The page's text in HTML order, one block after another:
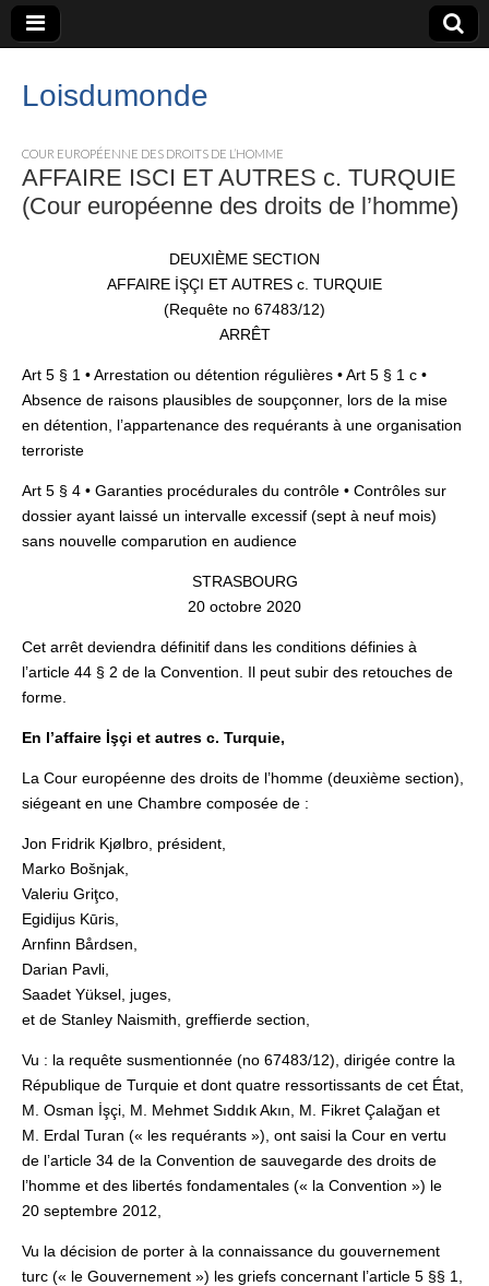
Loisdumonde
COUR EUROPÉENNE DES DROITS DE L’HOMME
AFFAIRE ISCI ET AUTRES c. TURQUIE
(Cour européenne des droits de l’homme)
DEUXIÈME SECTION
AFFAIRE İŞÇI ET AUTRES c. TURQUIE
(Requête no 67483/12)
ARRÊT
Art 5 § 1 • Arrestation ou détention régulières • Art 5 § 1 c •
Absence de raisons plausibles de soupçonner, lors de la mise
en détention, l’appartenance des requérants à une organisation
terroriste
Art 5 § 4 • Garanties procédurales du contrôle • Contrôles sur
dossier ayant laissé un intervalle excessif (sept à neuf mois)
sans nouvelle comparution en audience
STRASBOURG
20 octobre 2020
Cet arrêt deviendra définitif dans les conditions définies à
l’article 44 § 2 de la Convention. Il peut subir des retouches de
forme.
En l’affaire İşçi et autres c. Turquie,
La Cour européenne des droits de l’homme (deuxième section),
siégeant en une Chambre composée de :
Jon Fridrik Kjølbro, président,
Marko Bošnjak,
Valeriu Griţco,
Egidijus Kūris,
Arnfinn Bårdsen,
Darian Pavli,
Saadet Yüksel, juges,
et de Stanley Naismith, greffierde section,
Vu : la requête susmentionnée (no 67483/12), dirigée contre la
République de Turquie et dont quatre ressortissants de cet État,
M. Osman İşçi, M. Mehmet Sıddık Akın, M. Fikret Çalağan et
M. Erdal Turan (« les requérants »), ont saisi la Cour en vertu
de l’article 34 de la Convention de sauvegarde des droits de
l’homme et des libertés fondamentales (« la Convention ») le
20 septembre 2012,
Vu la décision de porter à la connaissance du gouvernement
turc (« le Gouvernement ») les griefs concernant l’article 5 §§ 1,